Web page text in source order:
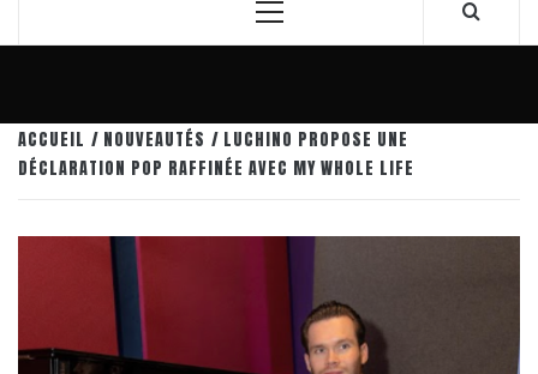
Menu
ACCUEIL NOUVEAUTÉS
LUCHINO PROPOSE UNE
DÉCLARATION POP RAFFINÉE AVEC MY WHOLE LIFE